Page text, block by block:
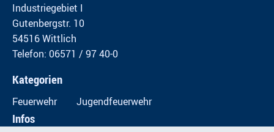
Industriegebiet I
Gutenbergstr. 10
54516 Wittlich
Telefon: 06571 / 97 40-0
Kategorien
Feuerwehr Jugendfeuerwehr
Infos